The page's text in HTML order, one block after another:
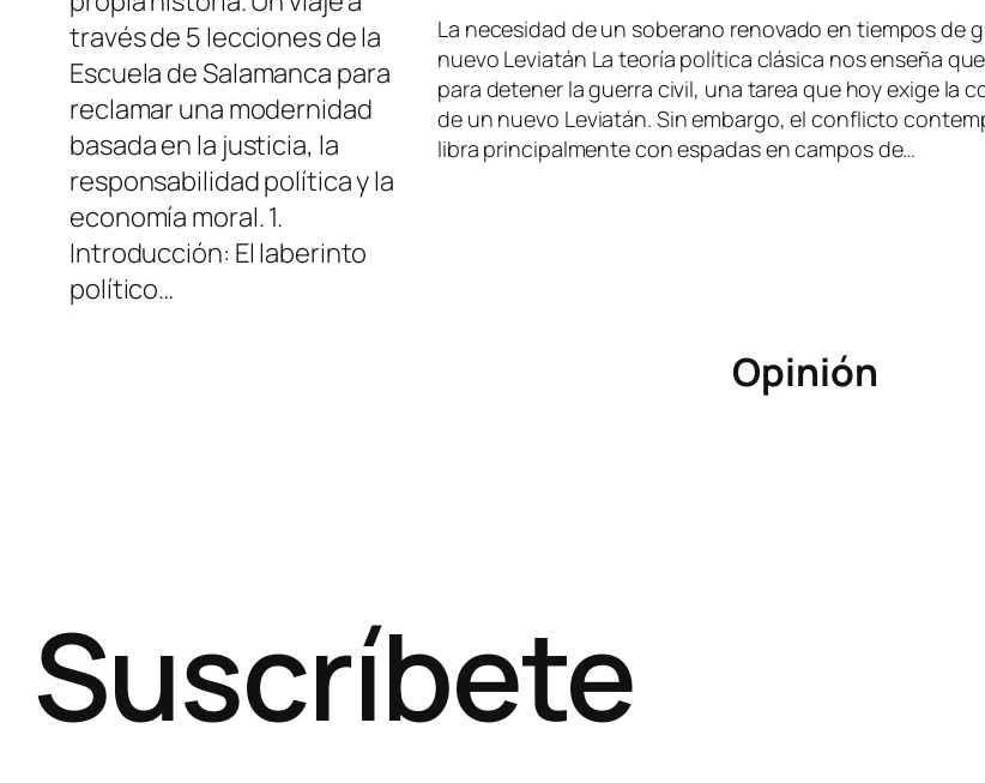
través de 5 lecciones de la
Escuela de Salamanca para
reclamar una modernidad
basada en la justicia, la
responsabilidad política y la
economía moral. 1.
Introducción: El laberinto
político…
La necesidad de un soberano renovado en tiempos de
nuevo Leviatán La teoría política clásica nos enseña
para detener la guerra civil, una tarea que hoy exige la
de un nuevo Leviatán. Sin embargo, el conflicto
libra principalmente con espadas en campos de…
Opinión
Suscríbete